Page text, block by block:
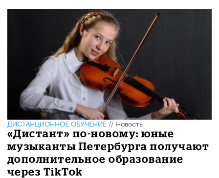
ДИСТАНЦИОННОЕ ОБУЧЕНИЕ//Новость
«Дистант» по-новому: юные
музыканты Петербурга получают
дополнительное образование
через TikTok